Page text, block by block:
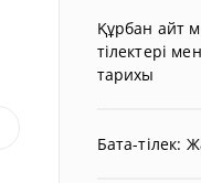
Құрбан айт
тілектері
тарихы
Бата-тілек: